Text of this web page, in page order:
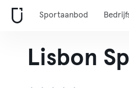
Sportaanbod
Lisbon